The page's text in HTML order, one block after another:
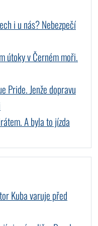
i u nás? Nebezpečí
útoky v Černém moři.
Pride. Jenže dopravu
A byla to jízda
Kuba varuje před